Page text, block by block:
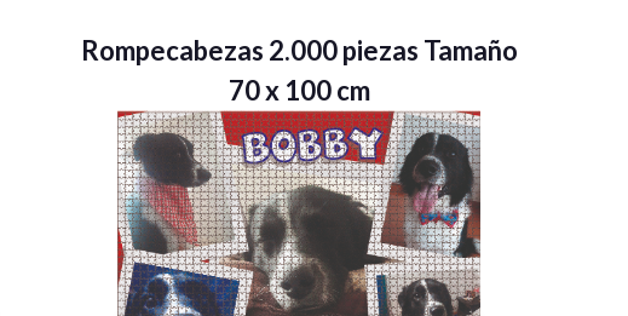
Rompecabezas 2.000 piezas Tamaño
70 x 100 cm